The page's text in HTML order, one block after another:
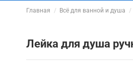
Главная Всё для ванной и душа
Лейка для душа